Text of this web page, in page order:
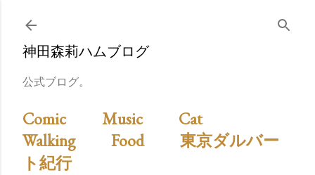
スキップしてメイン コンテンツに移動
神田森莉ハムブログ
公式ブログ。
Comic Music
Cat
Walking
Food
東京ダルバー
ト紀行